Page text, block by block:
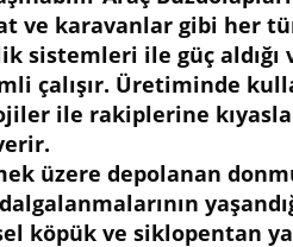
ve karavanlar gibi her
sistemleri ile güç
çalışır. Üretiminde
ile rakiplerine
üzere depolanan
köpük ve siklopentan